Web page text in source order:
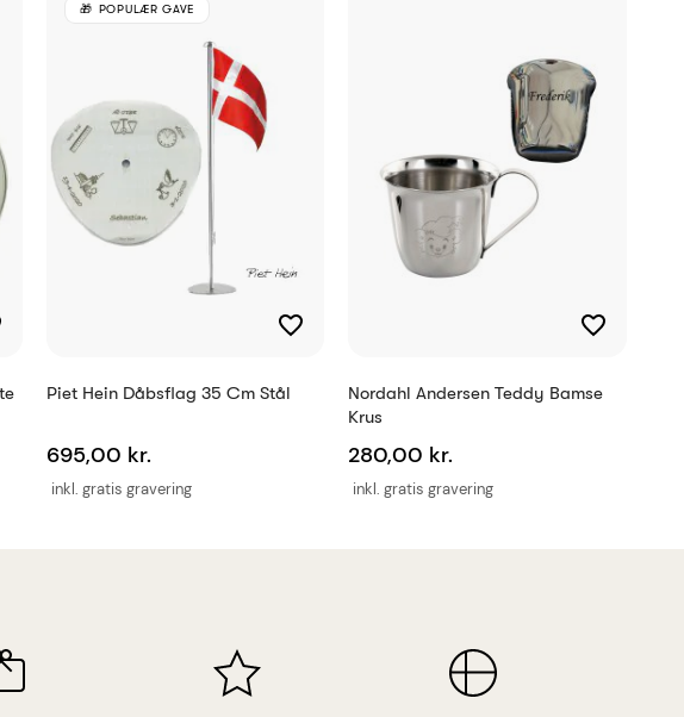
Piet Hein Dåbsflag 35 Cm Stål
inkl. gratis gravering
695,00 kr.
POPULÆR GAVE
Nordahl Andersen Teddy Bamse
Krus
inkl. gratis gravering
280,00 kr.